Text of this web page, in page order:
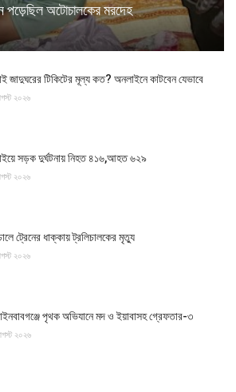
পড়েছিল অটোচালকের মরদেহ
জাদুঘরের টিকিটের মূল্য কত? অনলাইনে কাটবেন যেভাবে
২০২৬
সড়ক দুর্ঘটনায় নিহত ৪১৬,আহত ৬২৯
২০২৬
ট্রেনের ধাক্কায় ট্রলিচালকের মৃত্যু
২০২৬
পৃথক অভিযানে মদ ও ইয়াবাসহ গ্রেফতার-৩
২০২৬